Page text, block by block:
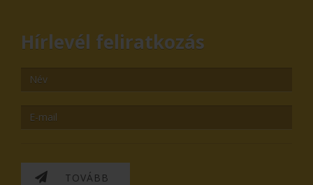
Hírlevél feliratkozás
TOVÁBB